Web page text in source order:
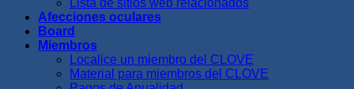
Afecciones oculares
Board
Miembros
Localice un miembro del CLOVE
Material para miembros del CLOVE